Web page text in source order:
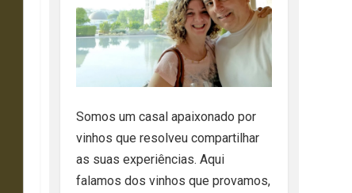
Somos um casal apaixonado por
vinhos que resolveu compartilhar
as suas experiências. Aqui
falamos dos vinhos que provamos,